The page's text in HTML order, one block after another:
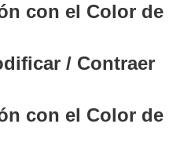
con el Color de
/ Contraer
con el Color de